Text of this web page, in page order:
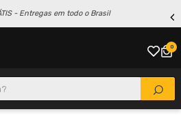
- Entregas em todo o Brasil
0